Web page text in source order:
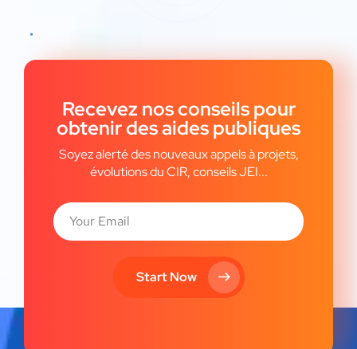
Recevez nos conseils pour
obtenir des aides publiques
Soyez alerté des nouveaux appels à projets,
évolutions du CIR, conseils JEI...
Start Now